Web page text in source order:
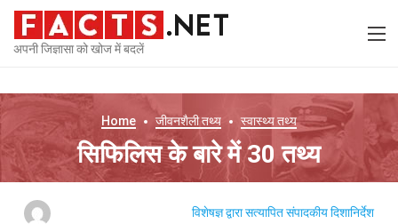
अपनी जिज्ञासा को खोज में बदलें
Home जीवनशैलीतथ्य स्वास्थ्यतथ्य
सिफिलिस के बारे में 30 तथ्य
विशेषज्ञ द्वारा सत्यापितसंपादकीय दिशानिर्देश